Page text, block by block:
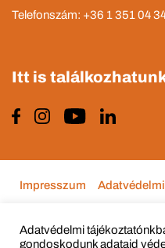
Telefonszám: +36 1 351 04
Itt is
Impresszum
Adatvédelmi
gondoskodunk adataid